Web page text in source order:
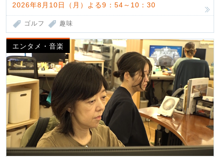
2026年8月10日（月）よる9：54～10：30
ゴルフ 趣味
エンタメ・音楽